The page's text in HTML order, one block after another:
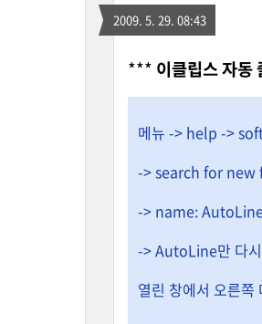
2009. 5. 29. 08:43
*** 이클립스 자동
메뉴 -> help ->
-> search for
-> name:
-> AutoLine만 다
열린 창에서 오른